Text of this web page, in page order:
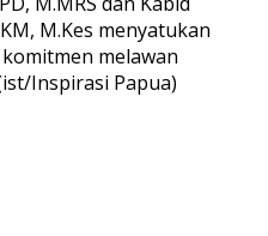
M.Kes menyatukan
melawan
Inspirasi Papua)